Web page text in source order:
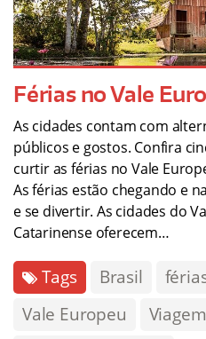
Férias no Vale
As cidades contam com
públicos e gostos. Confira
curtir as férias no Vale
As férias estão chegando e
e se divertir. As cidades do
Catarinense oferecem…
Tags Brasil
Vale Europeu